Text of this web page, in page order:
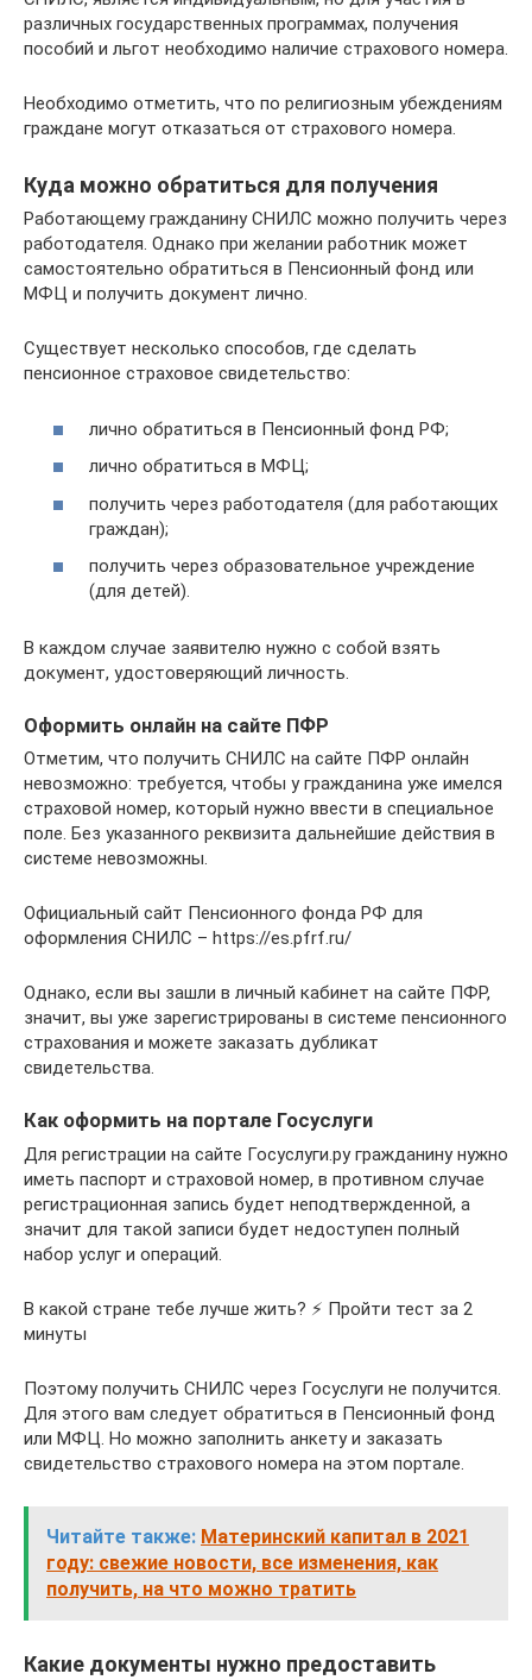
различных государственных программах, получения
пособий и льгот необходимо наличие страхового номера.
Необходимо отметить, что по религиозным убеждениям
граждане могут отказаться от страхового номера.
Куда можно обратиться для получения
Работающему гражданину СНИЛС можно получить через
работодателя. Однако при желании работник может
самостоятельно обратиться в Пенсионный фонд или
МФЦ и получить документ лично.
Существует несколько способов, где сделать
пенсионное страховое свидетельство:
лично обратиться в Пенсионный фонд РФ;
лично обратиться в МФЦ;
получить через работодателя (для работающих
граждан);
получить через образовательное учреждение
(для детей).
В каждом случае заявителю нужно с собой взять
документ, удостоверяющий личность.
Оформить онлайн на сайте ПФР
Отметим, что получить СНИЛС на сайте ПФР онлайн
невозможно: требуется, чтобы у гражданина уже имелся
страховой номер, который нужно ввести в специальное
поле. Без указанного реквизита дальнейшие действия в
системе невозможны.
Официальный сайт Пенсионного фонда РФ для
оформления СНИЛС – https://es.pfrf.ru/
Однако, если вы зашли в личный кабинет на сайте ПФР,
значит, вы уже зарегистрированы в системе пенсионного
страхования и можете заказать дубликат
свидетельства.
Как оформить на портале Госуслуги
Для регистрации на сайте Госуслуги.ру гражданину нужно
иметь паспорт и страховой номер, в противном случае
регистрационная запись будет неподтвержденной, а
значит для такой записи будет недоступен полный
набор услуг и операций.
В какой стране тебе лучше жить? ⚡ Пройти тест за 2
минуты
Поэтому получить СНИЛС через Госуслуги не получится.
Для этого вам следует обратиться в Пенсионный фонд
или МФЦ. Но можно заполнить анкету и заказать
свидетельство страхового номера на этом портале.
Читайте также: Материнский капитал в 2021
году: свежие новости, все изменения, как
получить, на что можно тратить
Какие документы нужно предоставить